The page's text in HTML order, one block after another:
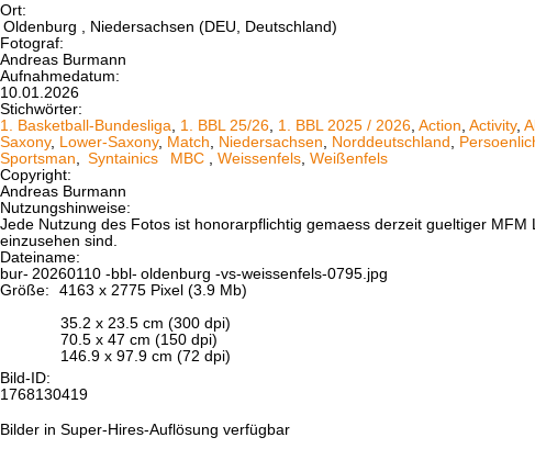
Ort:
Oldenburg
, Niedersachsen (DEU, Deutschland)
Fotograf:
Andreas Burmann
Aufnahmedatum:
10.01.2026
Stichwörter:
1. Basketball-Bundesliga
1. BBL 25/26 1. BBL 2025 / 2026 Action Activity,
Saxony, Lower-Saxony, Match Niedersachsen Norddeutschland
Sportsman
Syntainics MBC Weissenfels, Weißenfels
Copyright:
Andreas Burmann
Nutzungshinweise:
Jede Nutzung des Fotos ist honorarpflichtig gemaess derzeit gueltiger
einzusehen sind.
Dateiname:
bur- 20260110 -bbl- oldenburg -vs-weissenfels-0795.jpg
Größe:
4163 x 2775 Pixel (3.9 Mb)
35.2 x 23.5 cm (300 dpi)
70.5 x 47 cm (150 dpi)
146.9 x 97.9 cm (72 dpi)
Bild-ID:
1768130419
Bilder in Super-Hires-Auflösung verfügbar